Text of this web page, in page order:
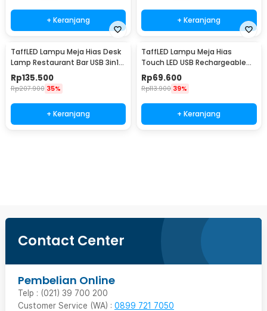
+ Keranjang + Keranjang
TaffLED Lampu Meja Hias Desk
Lamp Restaurant Bar USB 3in1
Color - TW54
Rp135.500
Rp207.900 35%
+ Keranjang
TaffLED Lampu Meja Hias
Touch LED USB Rechargeable
Tri Color 1W - BRF5
Rp69.600
Rp113.900 39%
+ Keranjang
Contact Center
Pembelian Online
Telp : (021) 39 700 200
Customer Service (WA) : 0899 721 7050